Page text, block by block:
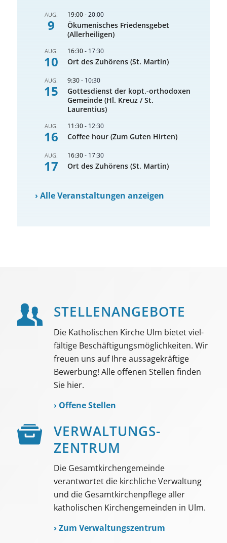
AUG.
9
19:00-20:00
Ökumenisches Friedensgebet
(Allerheiligen)
AUG.
10
16:30- 17:30
Ort des Zuhörens (St. Martin)
AUG.
15
9:30- 10:30
Gottesdienst der kopt.-orthodoxen
Gemeinde (Hl. Kreuz / St.
Laurentius)
AUG.
16
11:30- 12:30
Coffee hour (Zum Guten Hirten)
AUG.
17
16:30- 17:30
Ort des Zuhörens (St. Martin)
›Alle Veranstaltungen anzeigen
STELLEN­ANGEBOTE
Die Katholischen Kirche Ulm bietet viel­
fältige Beschäf­tigungs­möglich­keiten. Wir
freuen uns auf Ihre aussage­kräftige
Bewerbung! Alle offenen Stellen finden
Sie hier.
› Offene Stellen
VER­WALTUNGS­­
ZENTRUM
Die Gesamtkirchengemeinde
verantwortet die kirchliche Verwaltung
und die Gesamtkirchenpflege aller
katholischen Kirchengemeinden in Ulm.
› Zum Verwaltungszentrum